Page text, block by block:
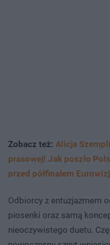
Zobacz też: Alicja
prasowej! Jak poszło
przed półfinałem
Odbiorcy z entuzjazmem
piosenki oraz samą
nieoczywistego duetu.